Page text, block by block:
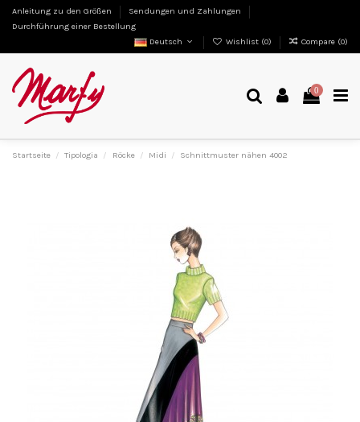
Anleitung zu den Größen
Sendungen und Zahlungen
Durchführung einer Bestellung
Deutsch
Wishlist (0) Compare (0)
0
Startseite Tipologia Röcke Midi Schnittmuster nähen 4002